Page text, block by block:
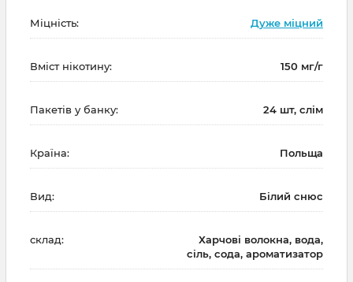
Міцність: Дуже міцний
Вміст нікотину: 150 мг/г
Пакетів у банку: 24 шт, слім
Країна: Польща
Вид: Білий снюс
склад:
Харчові волокна, вода,
сіль, сода, ароматизатор